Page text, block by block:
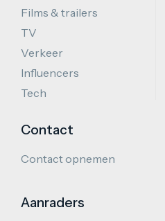
Films & trailers
TV
Verkeer
Influencers
Tech
Contact
Contact opnemen
Aanraders